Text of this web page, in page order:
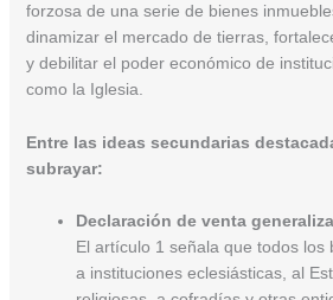
forzosa de una serie de bienes
dinamizar el mercado de tierras,
y debilitar el poder económico de
como la Iglesia.
Entre las ideas secundarias
subrayar:
Declaración de venta
El artículo 1 señala que todos los
a instituciones eclesiásticas, al